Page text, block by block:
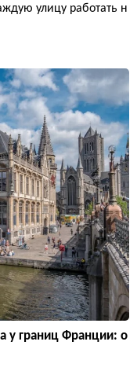
улицу работать н
у границ Франции: о